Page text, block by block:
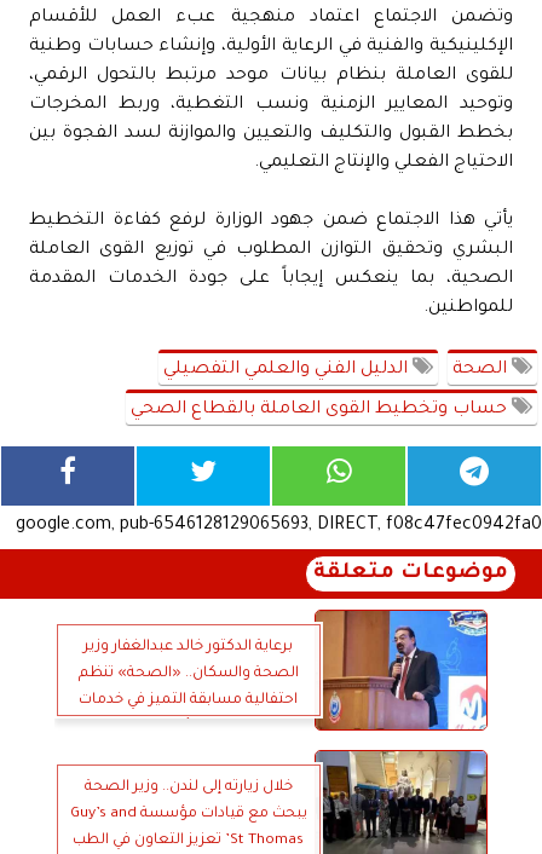
وتضمن الاجتماع اعتماد منهجية عبء العمل للأقسام
الإكلينيكية والفنية في الرعاية الأولية، وإنشاء حسابات وطنية
للقوى العاملة بنظام بيانات موحد مرتبط بالتحول الرقمي،
وتوحيد المعايير الزمنية ونسب التغطية، وربط المخرجات
بخطط القبول والتكليف والتعيين والموازنة لسد الفجوة بين
الاحتياج الفعلي والإنتاج التعليمي.
يأتي هذا الاجتماع ضمن جهود الوزارة لرفع كفاءة التخطيط
البشري وتحقيق التوازن المطلوب في توزيع القوى العاملة
الصحية، بما ينعكس إيجاباً على جودة الخدمات المقدمة
للمواطنين.
الصحة الدليل الفني والعلمي التفصيلي
حساب وتخطيط القوى العاملة بالقطاع الصحي
google.com, pub-6546128129065693, DIRECT, f08c47fec0942fa0
موضوعات متعلقة
برعاية الدكتور خالد عبدالغفار وزير
الصحة والسكان.. «الصحة» تنظم
احتفالية مسابقة التميز في خدمات
خلال زيارته إلى لندن.. وزير الصحة
يبحث مع قيادات مؤسسة Guy’s and
St Thomas’ تعزيز التعاون في الطب